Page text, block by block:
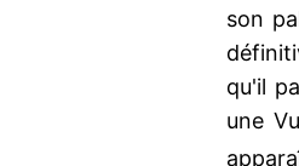
son
qu'il
une